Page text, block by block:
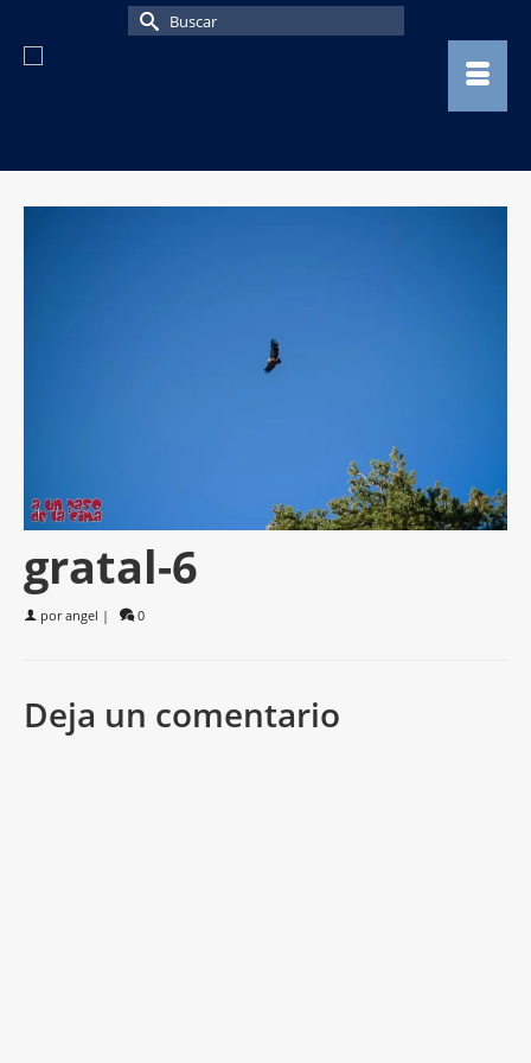
Buscar
gratal-6
porangel | 0
Deja un comentario